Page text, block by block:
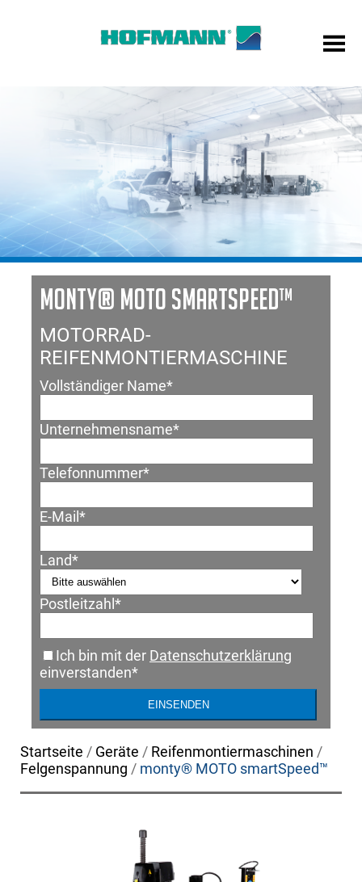
MONTY® MOTO SMARTSPEED™
MOTORRAD-
REIFENMONTIERMASCHINE
Vollständiger Name*
Unternehmensname*
Telefonnummer*
E-Mail *
Land*
Postleitzahl *
Ich bin mit der Datenschutzerklärung
einverstanden*
Startseite / Geräte / Reifenmontiermaschinen /
Felgenspannung / monty® MOTO smartSpeed™